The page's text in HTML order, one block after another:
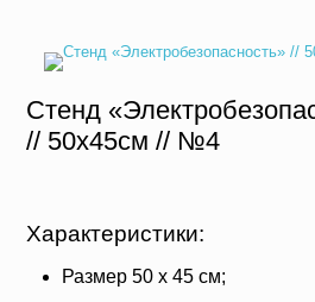
Стенд
// 50х45см // №4
Характеристики:
Размер 50 х 45 см;